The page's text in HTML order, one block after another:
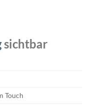
sichtbar
Touch